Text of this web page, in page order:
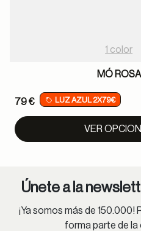
1 color
MÓ ROSA
79 € LUZ AZUL 2X79€
VER
Únete a la
¡Ya somos más de
forma parte de la